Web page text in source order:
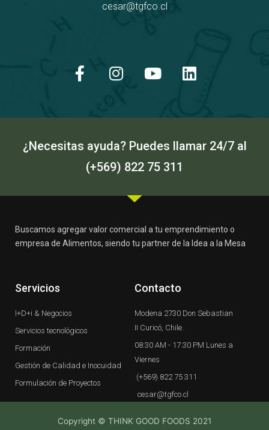
cesar@tgfco.cl
c
e
o
k
s
t
g
a
m
u
t
b
n
k
d
n
¿Necesitas ayuda? Puedes llamar 24/7 al
(+569) 822 75 311
Buscamos agregar valor comercial a tu emprendimiento o
empresa de Alimentos, siendo tu partner de la Idea a la Mesa
Servicios
I+D+i & Negocios
Servicios tecnológicos
Formación
Gestión de Calidad e Inocuidad
Formulación de Proyectos
Contacto
Modena 2730 Don Sebastian
II Curicó, Chile.
08:30 AM - 17.30 PM Lunes a
Viernes
(+569) 822 75 311
cesar@tgfco.cl
Copyright © THINK GOOD FOODS 2021